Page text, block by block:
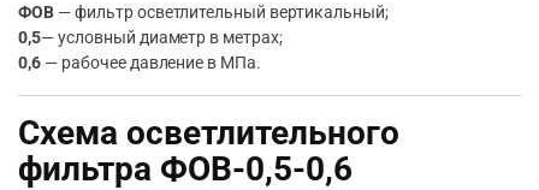
ФОВ— фильтр осветлительный вертикальный;
0,5— условный диаметр в метрах;
0,6— рабочее давление в МПа.
Схема осветлительного
фильтра ФОВ-0,5-0,6